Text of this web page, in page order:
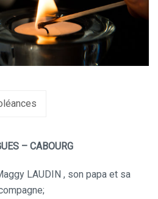
– CABOURG
LAUDIN , son papa et sa